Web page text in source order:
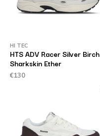
HI TEC
HTS ADV Racer Silver Birch
Sharkskin Ether
€130